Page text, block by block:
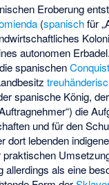
Eroberung
(spanischfür
autonomen
spanischen
spanische König,
die
und für den
dort lebenden
praktischen
allerdings als eine